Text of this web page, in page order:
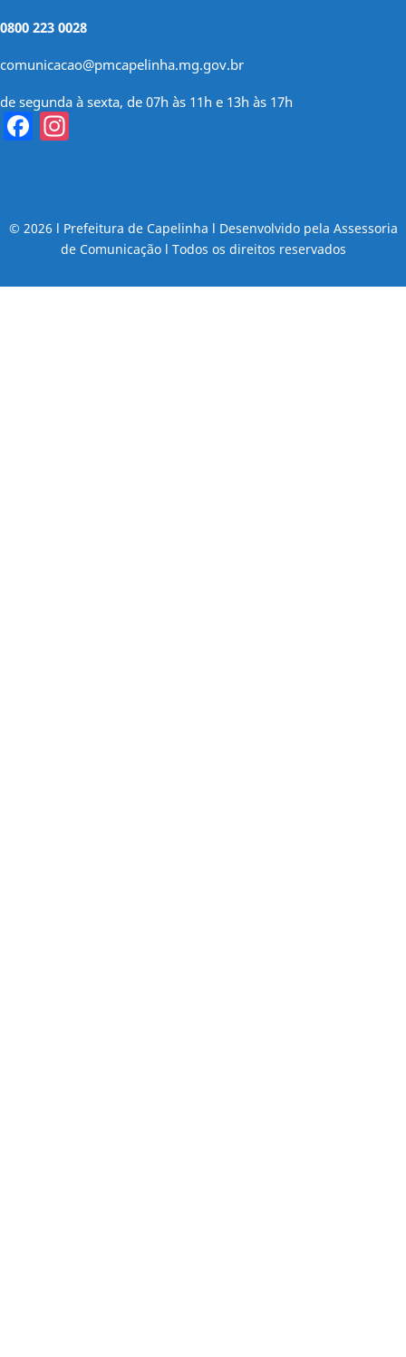
0800 223 0028
comunicacao@pmcapelinha.mg.gov.br
de segunda à sexta, de 07h às 11h e 13h às 17h
Facebook
© 2026 l Prefeitura de Capelinha l Desenvolvido pela Assessoria
de Comunicação l Todos os direitos reservados